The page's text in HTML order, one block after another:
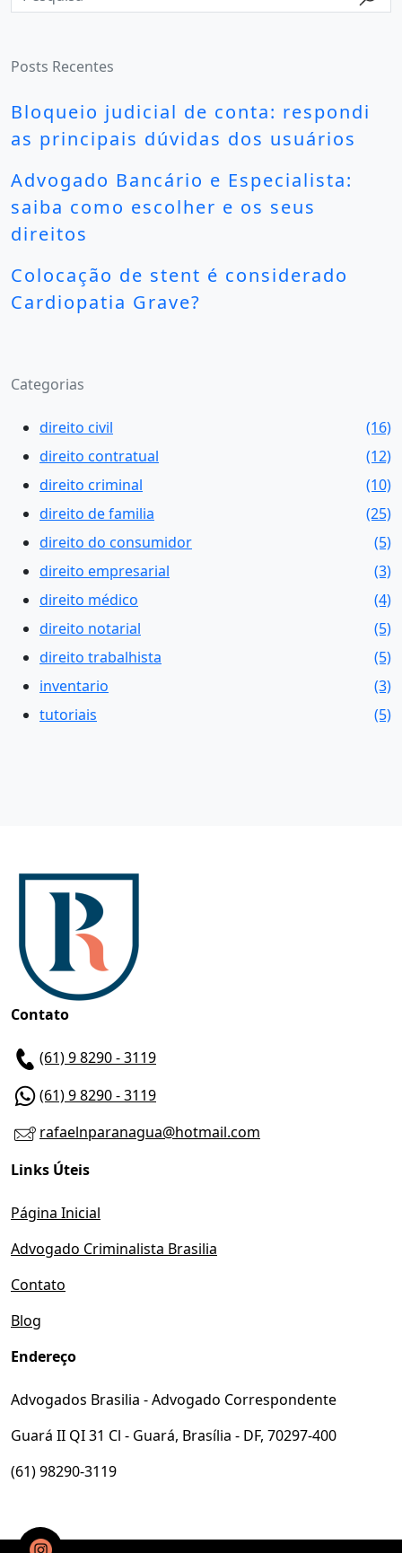
Posts Recentes
Bloqueio judicial de conta: respondi
as principais dúvidas dos usuários
Advogado Bancário e Especialista:
saiba como escolher e os seus
direitos
Colocação de stent é considerado
Cardiopatia Grave?
Categorias
direito civil
(16)
direito contratual
(12)
direito criminal
(10)
direito de familia
(25)
direito do consumidor
(5)
direito empresarial
(3)
direito médico
(4)
direito notarial
(5)
direito trabalhista
(5)
inventario
(3)
tutoriais
(5)
Contato
(61) 9 8290 - 3119
(61) 9 8290 - 3119
rafaelnparanagua@hotmail.com
Links Úteis
Página Inicial
Advogado Criminalista Brasilia
Contato
Blog
Endereço
Advogados Brasilia - Advogado Correspondente
Guará II QI 31 Cl - Guará, Brasília - DF, 70297-400
(61) 98290-3119